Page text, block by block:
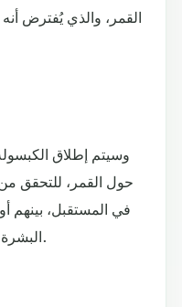
القمر، والذي يُفترض
وسيتم إطلاق
حول القمر، للتحقق
في المستقبل،
البشرة الملونة يمشيان على سطح القمر.